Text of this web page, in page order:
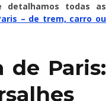
detalhamos todas as
– de trem, carro ou
de Paris: